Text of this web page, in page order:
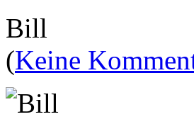
Bill
(Keine